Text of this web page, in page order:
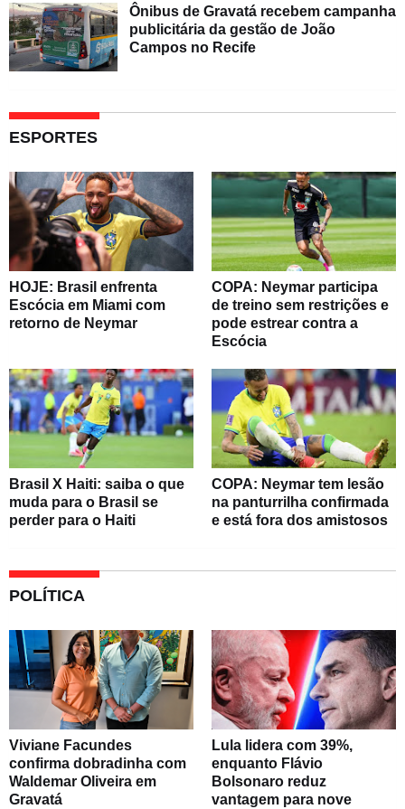
Ônibus de Gravatá recebem campanha
publicitária da gestão de João
Campos no Recife
ESPORTES
HOJE: Brasil enfrenta
Escócia em Miami com
retorno de Neymar
COPA: Neymar participa
de treino sem restrições e
pode estrear contra a
Escócia
Brasil X Haiti: saiba o que
muda para o Brasil se
perder para o Haiti
COPA: Neymar tem lesão
na panturrilha confirmada
e está fora dos amistosos
POLÍTICA
Viviane Facundes
confirma dobradinha com
Waldemar Oliveira em
Gravatá
Lula lidera com 39%,
enquanto Flávio
Bolsonaro reduz
vantagem para nove